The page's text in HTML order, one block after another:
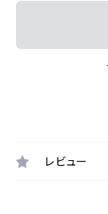
レビュー